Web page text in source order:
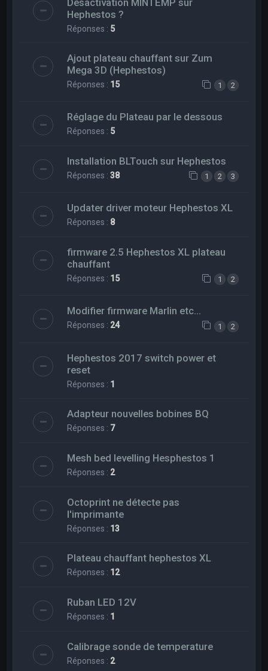
Hephestos ?
Réponses : 5
Ajout plateau chauffant sur Zum
Mega 3D (Hephestos)
Réponses : 15 1 2
Réglage du Plateau par le dessous
Réponses : 5
Installation BLTouch sur Hephestos
Réponses :38 1 2 3
Updater driver moteur Hephestos XL
Réponses : 8
firmware 2.5 Hephestos XL plateau
chauffant
Réponses : 15 1 2
Modifier firmware Marlin etc...
Réponses : 24 1 2
Hephestos 2017 switch power et
reset
Réponses : 1
Adapteur nouvelles bobines BQ
Réponses : 7
Mesh bed levelling Hesphestos 1
Réponses : 2
Octoprint ne détecte pas
l'imprimante
Réponses : 13
Plateau chauffant hephestos XL
Réponses : 12
Ruban LED 12V
Réponses : 1
Calibrage sonde de temperature
Réponses : 2